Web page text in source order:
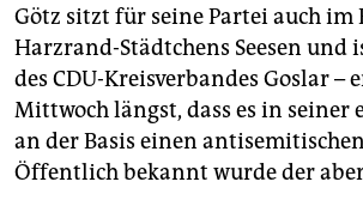
Götz sitzt für seine Partei auch im
Harzrand-Städtchens Seesen und
des CDU-Kreisverbandes Goslar –
Mittwoch längst, dass es in seiner
an der Basis einen
Öffentlich bekannt wurde der